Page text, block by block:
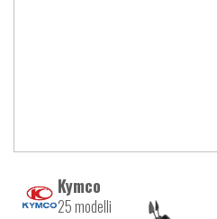
Kymco
25 modelli